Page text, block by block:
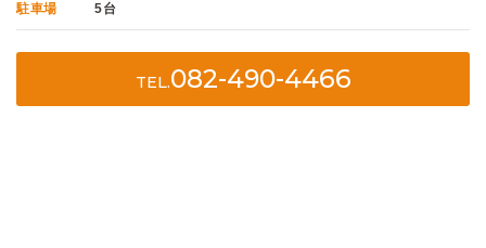
駐車場 5台
TEL.082-490-4466